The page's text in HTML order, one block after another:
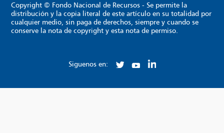
Copyright © Fondo Nacional de Recursos - Se permite la
distribución y la copia literal de este artículo en su totalidad por
cualquier medio, sin paga de derechos, siempre y cuando se
conserve la nota de copyright y esta nota de permiso.
Siguenos en: